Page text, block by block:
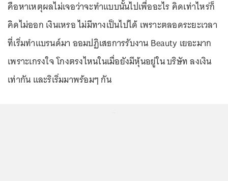
คือหาเหตุผลไม่เจอว่าจะทําแบบนั้นไปเพื่ออะไร คิดเท่าไหร่ก็
คิดไม่ออก เงินเหรอ ไม่มีทางเป็นไปได้ เพราะตลอดระยะเวลา
ที่เริ่มทําแบรนด์มา ออมปฏิเสธการรับงาน Beauty เยอะมาก
เพราะเกรงใจ โกงตรงไหนในเมื่อยังมีหุ้นอยู่ใน บริษัท ลงเงิน
เท่ากัน และริเริ่มมาพร้อมๆ กัน